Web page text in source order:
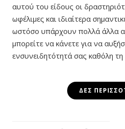
αυτού του είδους οι
ωφέλιμες και ιδιαίτερα
ωστόσο υπάρχουν πολλά άλλα
μπορείτε να κάνετε για να
ενσυνειδητότητά σας καθόλη τη
ΔΕΣ